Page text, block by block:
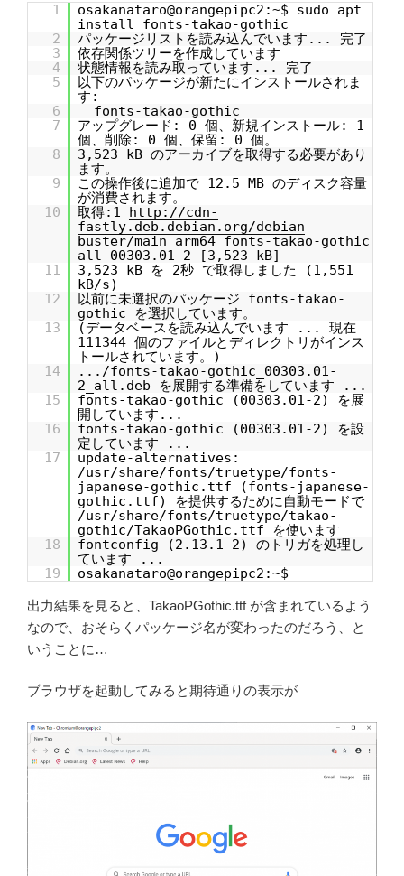
1
osakanataro@orangepipc2:~$ sudo apt
install fonts-takao-gothic
2
パッケージリストを読み込んでいます... 完了
3
依存関係ツリーを作成しています
4
状態情報を読み取っています... 完了
5
以下のパッケージが新たにインストールされま
す:
6
fonts-takao-gothic
7
アップグレード: 0 個、新規インストール: 1
個、削除: 0 個、保留: 0 個。
8
3,523 kB のアーカイブを取得する必要があり
ます。
9
この操作後に追加で 12.5 MB のディスク容量
が消費されます。
10
取得:1 http://cdn-
fastly.deb.debian.org/debian
buster/main arm64 fonts-takao-gothic
all 00303.01-2 [3,523 kB]
11
3,523 kB を 2秒 で取得しました (1,551
kB/s)
12
以前に未選択のパッケージ fonts-takao-
gothic を選択しています。
13
(データベースを読み込んでいます ... 現在
111344 個のファイルとディレクトリがインス
トールされています。)
14
.../fonts-takao-gothic_00303.01-
2_all.deb を展開する準備をしています ...
15
fonts-takao-gothic (00303.01-2) を展
開しています...
16
fonts-takao-gothic (00303.01-2) を設
定しています ...
17
update-alternatives:
/usr/share/fonts/truetype/fonts-
japanese-gothic.ttf (fonts-japanese-
gothic.ttf) を提供するために自動モードで
/usr/share/fonts/truetype/takao-
gothic/TakaoPGothic.ttf を使います
18
fontconfig (2.13.1-2) のトリガを処理し
ています ...
19
osakanataro@orangepipc2:~$
出力結果を見ると、TakaoPGothic.ttf が含まれているよう
なので、おそらくパッケージ名が変わったのだろう、と
いうことに…
ブラウザを起動してみると期待通りの表示が